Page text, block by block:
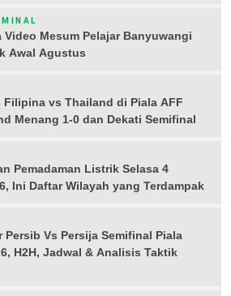
Video Mesum Pelajar Banyuwangi
Awal Agustus
Filipina vs Thailand di Piala AFF
Menang 1-0 dan Dekati Semifinal
Pemadaman Listrik Selasa 4
Ini Daftar Wilayah yang Terdampak
Persib Vs Persija Semifinal Piala
H2H, Jadwal & Analisis Taktik